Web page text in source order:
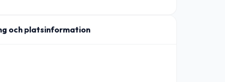
och platsinformation